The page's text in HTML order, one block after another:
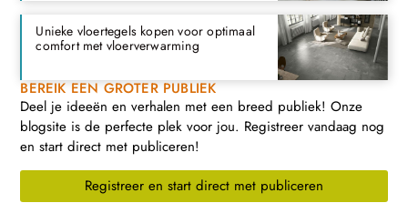
Unieke vloertegels kopen voor optimaal
comfort met vloerverwarming
BEREIK EEN GROTER PUBLIEK
Deel je ideeën en verhalen met een breed publiek! Onze
blogsite is de perfecte plek voor jou. Registreer vandaag nog
en start direct met publiceren!
Registreer en start direct met publiceren